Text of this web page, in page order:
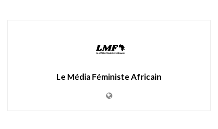
Le Média Féministe Africain